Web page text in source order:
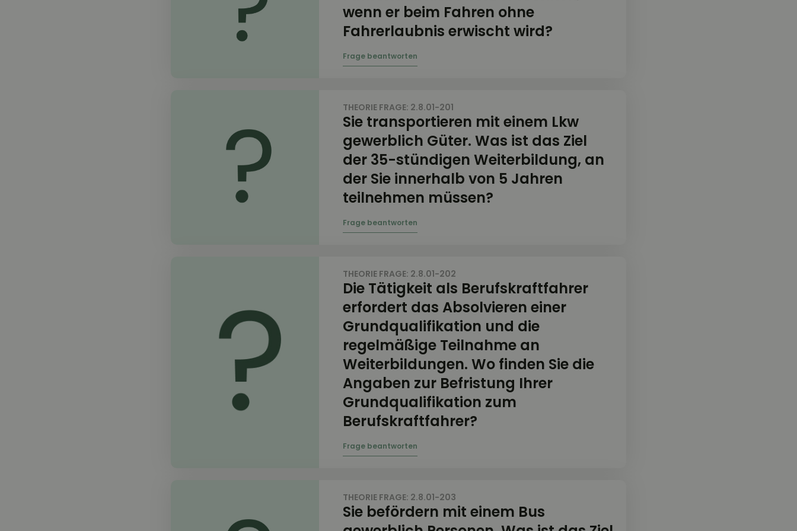
wenn er beim Fahren ohne
Fahrerlaubnis erwischt wird?
THEORIE FRAGE: 2.8.01-201
Sie transportieren mit einem Lkw
gewerblich Güter. Was ist das Ziel
der 35-stündigen Weiterbildung, an
der Sie innerhalb von 5 Jahren
teilnehmen müssen?
THEORIE FRAGE: 2.8.01-202
Die Tätigkeit als Berufskraftfahrer
erfordert das Absolvieren einer
Grundqualifikation und die
regelmäßige Teilnahme an
Weiterbildungen. Wo finden Sie die
Angaben zur Befristung Ihrer
Grundqualifikation zum
Berufskraftfahrer?
THEORIE FRAGE: 2.8.01-203
Sie befördern mit einem Bus